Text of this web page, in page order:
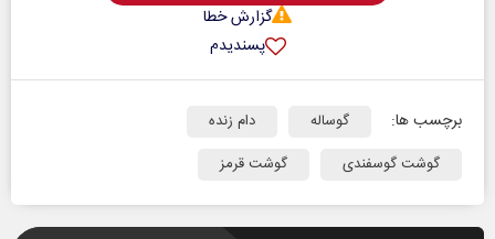
گزارش خطا
پسندیدم
برچسب ها: گوساله
دام زنده
گوشت گوسفندی
گوشت قرمز